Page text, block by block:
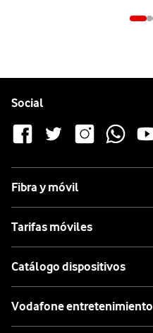
Social
Fibra y móvil
Tarifas móviles
Catálogo dispositivos
Vodafone entretenimiento